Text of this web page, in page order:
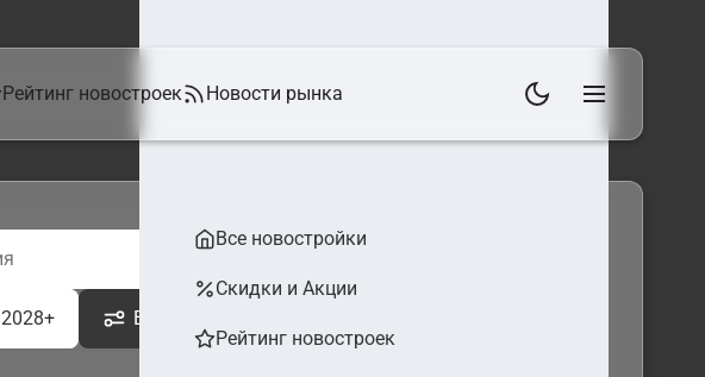
Рейтинг новостроек Новости рынка
Все новостройки
Скидки и Акции
Рейтинг новостроек
2028+ Ещё фильтры